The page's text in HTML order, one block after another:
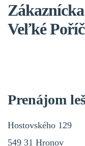
Veľké
Prenájom
Hostovského 129
549 31 Hronov